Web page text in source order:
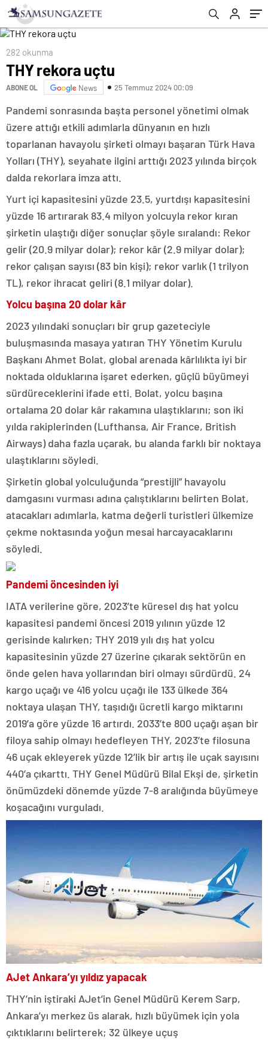
282 okunma
THY rekora uçtu
ABONE OL News 25 Temmuz 2024 00:09
Pandemi sonrasında başta personel yönetimi olmak
üzere attığı etkili adımlarla dünyanın en hızlı
toparlanan havayolu şirketi olmayı başaran Türk Hava
Yolları (THY), seyahate ilgini arttığı 2023 yılında birçok
dalda rekorlara imza attı.
Yurt içi kapasitesini yüzde 23.5, yurtdışı kapasitesini
yüzde 16 artırarak 83.4 milyon yolcuyla rekor kıran
şirketin ulaştığı diğer sonuçlar şöyle sıralandı: Rekor
gelir (20.9 milyar dolar); rekor kâr (2.9 milyar dolar);
rekor çalışan sayısı (83 bin kişi); rekor varlık (1 trilyon
TL), rekor ihracat geliri (8.1 milyar dolar).
Yolcu başına 20 dolar kâr
2023 yılındaki sonuçları bir grup gazeteciyle
buluşmasında masaya yatıran THY Yönetim Kurulu
Başkanı Ahmet Bolat, global arenada kârlılıkta iyi bir
noktada olduklarına işaret ederken, güçlü büyümeyi
sürdüreceklerini ifade etti. Bolat, yolcu başına
ortalama 20 dolar kâr rakamına ulaştıklarını; son iki
yılda rakiplerinden (Lufthansa, Air France, British
Airways) daha fazla uçarak, bu alanda farklı bir noktaya
ulaştıklarını söyledi.
Şirketin global yolculuğunda “prestijli” havayolu
damgasını vurması adına çalıştıklarını belirten Bolat,
atacakları adımlarla, katma değerli turistleri ülkemize
çekme noktasında yoğun mesai harcayacaklarını
söyledi.
Pandemi öncesinden iyi
IATA verilerine göre, 2023’te küresel dış hat yolcu
kapasitesi pandemi öncesi 2019 yılının yüzde 12
gerisinde kalırken; THY 2019 yılı dış hat yolcu
kapasitesinin yüzde 27 üzerine çıkarak sektörün en
önde gelen hava yollarından biri olmayı sürdürdü. 24
kargo uçağı ve 416 yolcu uçağı ile 133 ülkede 364
noktaya ulaşan THY, taşıdığı ücretli kargo miktarını
2019’a göre yüzde 16 artırdı. 2033’te 800 uçağı aşan bir
filoya sahip olmayı hedefleyen THY, 2023’te filosuna
46 uçak ekleyerek yüzde 12’lik bir artış ile uçak sayısını
440’a çıkarttı. THY Genel Müdürü Bilal Ekşi de, şirketin
önümüzdeki dönemde yüzde 7-8 aralığında büyümeye
koşacağını vurguladı.
AJet Ankara’yı yıldız yapacak
THY’nin iştiraki AJet’in Genel Müdürü Kerem Sarp,
Ankara’yı merkez üs alarak, hızlı büyümek için yola
çıktıklarını belirterek; 32 ülkeye uçuş